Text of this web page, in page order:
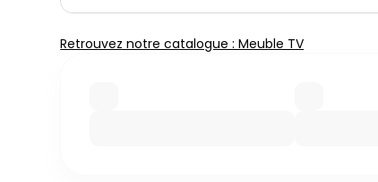
Retrouvez notre catalogue : Meuble TV